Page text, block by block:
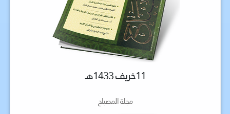
11خريف 1433هـ
مجلة المصباح